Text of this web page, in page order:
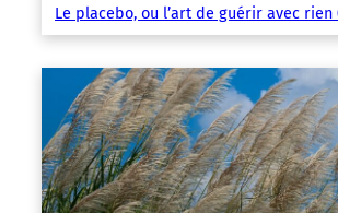
Le placebo, ou l’art de guérir avec